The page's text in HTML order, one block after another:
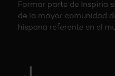
Formar parte de Inspiria
de la mayor comunidad
hispana referente en el